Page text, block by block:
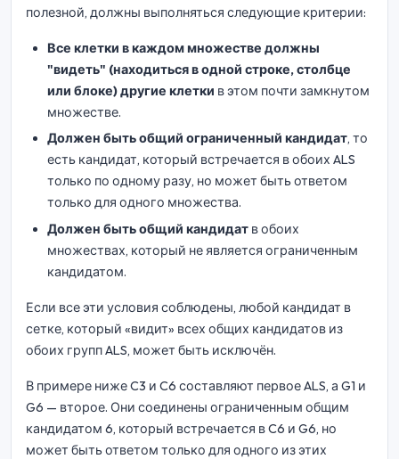
полезной, должны выполняться следующие критерии:
Все клетки в каждом множестве должны
"видеть" (находиться в одной строке, столбце
или блоке) другие клетки в этом почти замкнутом
множестве.
Должен быть общий ограниченный кандидат, то
есть кандидат, который встречается в обоих ALS
только по одному разу, но может быть ответом
только для одного множества.
Должен быть общий кандидат в обоих
множествах, который не является ограниченным
кандидатом.
Если все эти условия соблюдены, любой кандидат в
сетке, который «видит» всех общих кандидатов из
обоих групп ALS, может быть исключён.
В примере ниже C3 и C6 составляют первое ALS, а G1 и
G6 — второе. Они соединены ограниченным общим
кандидатом 6, который встречается в C6 и G6, но
может быть ответом только для одного из этих